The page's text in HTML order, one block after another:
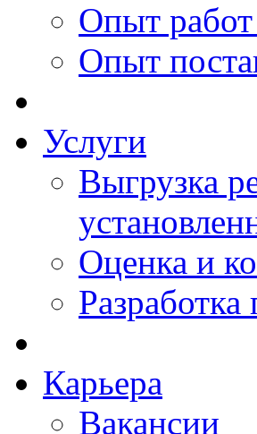
Опыт
Опыт
Услуги
Выгрузка
Оценка и
Карьера
Вакансии